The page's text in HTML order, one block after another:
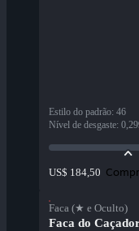
Estilo do padrão: 46
Nível de desgaste:
US$ 184,50
Faca (★ e Oculto)
Faca do